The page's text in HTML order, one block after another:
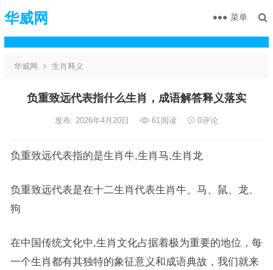
华威网 菜单
华威网 生肖释义
负重致远代表指什么生肖，成语解答释义落实
发布: 2026年4月20日 61阅读 0评论
负重致远代表指的是生肖牛,生肖马,生肖龙
负重致远代表是在十二生肖代表生肖牛、马、鼠、龙、
狗
在中国传统文化中,生肖文化占据着极为重要的地位，每
一个生肖都有其独特的象征意义和成语典故，我们就来